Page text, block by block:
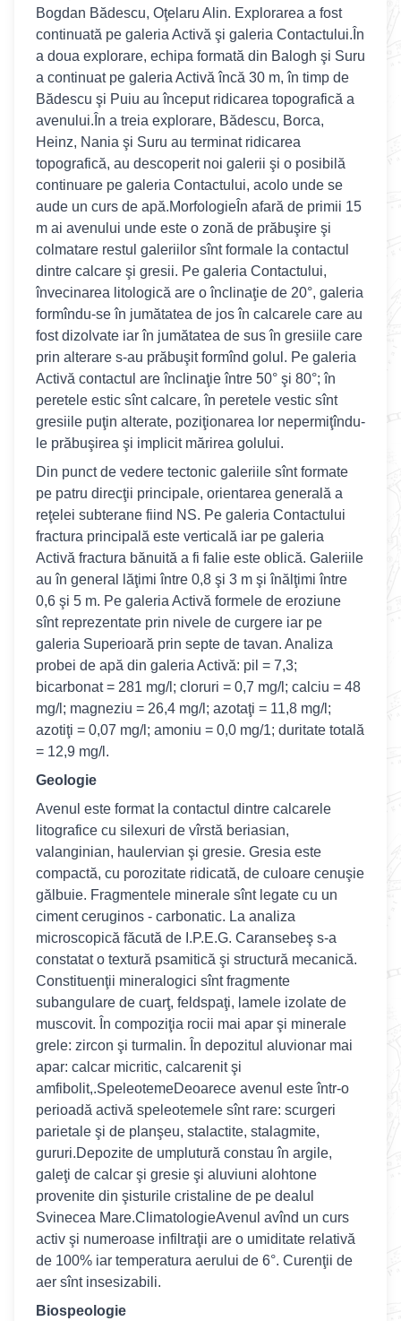
Bogdan Bădescu, Oţelaru Alin. Explorarea a fost
continuată pe galeria Activă şi galeria Contactului.În
a doua explorare, echipa formată din Balogh şi Suru
a continuat pe galeria Activă încă 30 m, în timp de
Bădescu şi Puiu au început ridicarea topografică a
avenului.În a treia explorare, Bădescu, Borca,
Heinz, Nania şi Suru au terminat ridicarea
topografică, au descoperit noi galerii şi o posibilă
continuare pe galeria Contactului, acolo unde se
aude un curs de apă.MorfologieÎn afară de primii 15
m ai avenului unde este o zonă de prăbuşire şi
colmatare restul galeriilor sînt formale la contactul
dintre calcare şi gresii. Pe galeria Contactului,
învecinarea litologică are o înclinaţie de 20°, galeria
formîndu-se în jumătatea de jos în calcarele care au
fost dizolvate iar în jumătatea de sus în gresiile care
prin alterare s-au prăbuşit formînd golul. Pe galeria
Activă contactul are înclinaţie între 50° şi 80°; în
peretele estic sînt calcare, în peretele vestic sînt
gresiile puţin alterate, poziţionarea lor nepermiţîndu-
le prăbuşirea şi implicit mărirea golului.
Din punct de vedere tectonic galeriile sînt formate
pe patru direcţii principale, orientarea generală a
reţelei subterane fiind NS. Pe galeria Contactului
fractura principală este verticală iar pe galeria
Activă fractura bănuită a fi falie este oblică. Galeriile
au în general lăţimi între 0,8 şi 3 m şi înălţimi între
0,6 şi 5 m. Pe galeria Activă formele de eroziune
sînt reprezentate prin nivele de curgere iar pe
galeria Superioară prin septe de tavan. Analiza
probei de apă din galeria Activă: pil = 7,3;
bicarbonat = 281 mg/l; cloruri = 0,7 mg/l; calciu = 48
mg/l; magneziu = 26,4 mg/l; azotaţi = 11,8 mg/l;
azotiţi = 0,07 mg/l; amoniu = 0,0 mg/1; duritate totală
= 12,9 mg/l.
Geologie
Avenul este format la contactul dintre calcarele
litografice cu silexuri de vîrstă beriasian,
valanginian, haulervian şi gresie. Gresia este
compactă, cu porozitate ridicată, de culoare cenuşie
gălbuie. Fragmentele minerale sînt legate cu un
ciment ceruginos - carbonatic. La analiza
microscopică făcută de I.P.E.G. Caransebeş s-a
constatat o textură psamitică şi structură mecanică.
Constituenţii mineralogici sînt fragmente
subangulare de cuarţ, feldspaţi, lamele izolate de
muscovit. În compoziţia rocii mai apar şi minerale
grele: zircon şi turmalin. În depozitul aluvionar mai
apar: calcar micritic, calcarenit şi
amfibolit,.SpeleotemeDeoarece avenul este într-o
perioadă activă speleotemele sînt rare: scurgeri
parietale şi de planşeu, stalactite, stalagmite,
gururi.Depozite de umplutură constau în argile,
galeţi de calcar şi gresie şi aluviuni alohtone
provenite din şisturile cristaline de pe dealul
Svinecea Mare.ClimatologieAvenul avînd un curs
activ şi numeroase infiltraţii are o umiditate relativă
de 100% iar temperatura aerului de 6°. Curenţii de
aer sînt insesizabili.
Biospeologie